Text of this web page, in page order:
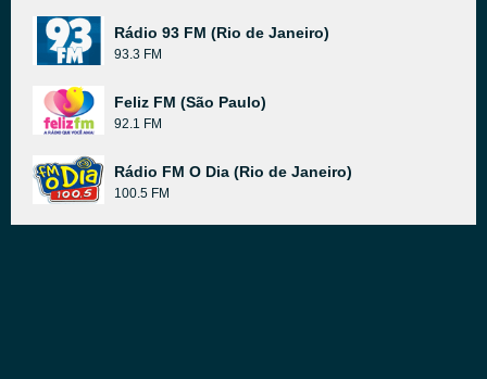
Rádio 93 FM (Rio de Janeiro)
93.3 FM
Feliz FM (São Paulo)
92.1 FM
Rádio FM O Dia (Rio de Janeiro)
100.5 FM